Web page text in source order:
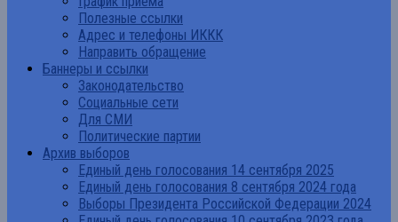
Полезные ссылки
Адрес и телефоны ИККК
Направить обращение
Баннеры и ссылки
Законодательство
Социальные сети
Для СМИ
Политические партии
Архив выборов
Единый день голосования 14 сентября 2025
Единый день голосования 8 сентября 2024 года
Выборы Президента Российской Федерации 2024